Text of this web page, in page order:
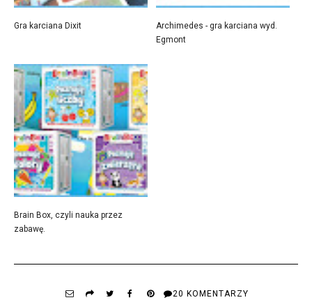
Gra karciana Dixit
Archimedes - gra karciana wyd.
Egmont
Brain Box, czyli nauka przez
zabawę.
20 KOMENTARZY